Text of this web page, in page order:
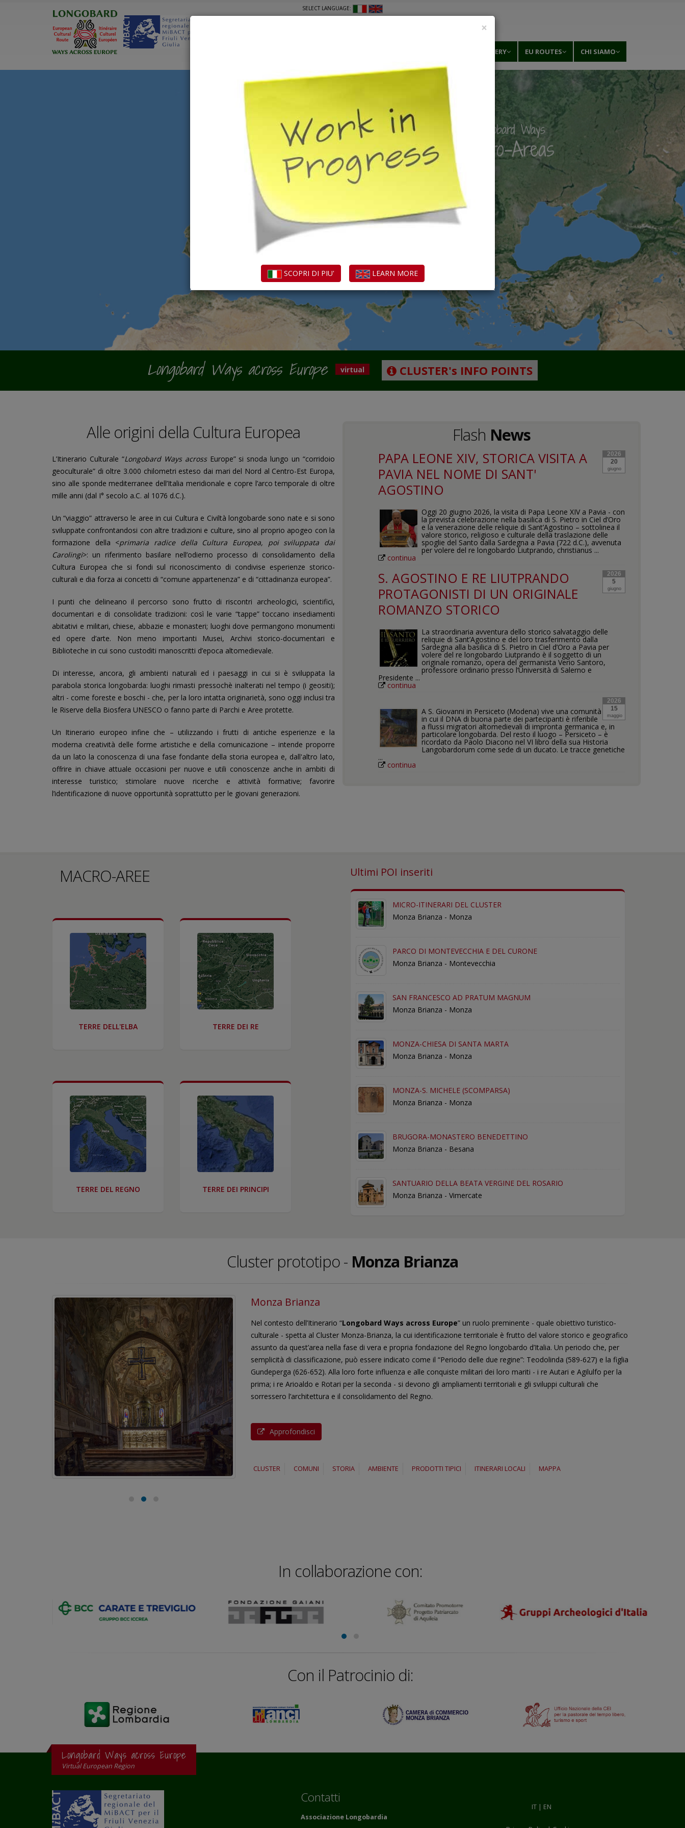
SELECT LANGUAGE:
MEDIAGALLERY EU ROUTES CHI SIAMO
Longobard Ways across Europe
virtual
region
CLUSTER's INFO POINTS
Alle origini della Cultura Europea
L’Itinerario Culturale “Longobard Ways acrossEurope” si snoda lungo un “corridoio
geoculturale” di oltre 3.000 chilometri esteso dai mari del Nord al Centro-Est Europa,
sino alle sponde mediterranee dell’Italia meridionale e copre l’arco temporale di oltre
mille anni (dal I° secolo a.C. al 1076 d.C.).
Un “viaggio” attraverso le aree in cui Cultura e Civiltà longobarde sono nate e si sono
sviluppate confrontandosi con altre tradizioni e culture, sino al proprio apogeo con la
formazione della <primaria radice della Cultura Europea, poi sviluppata dai
Carolingi>: un riferimento basilare nell’odierno processo di consolidamento della
Cultura Europea che si fondi sul riconoscimento di condivise esperienze storico-
culturali e dia forza ai concetti di “comune appartenenza” e di “cittadinanza europea”.
I punti che delineano il percorso sono frutto di riscontri archeologici, scientifici,
documentari e di consolidate tradizioni: così le varie “tappe” toccano insediamenti
abitativi e militari, chiese, abbazie e monasteri; luoghi dove permangono monumenti
ed opere d’arte. Non meno importanti Musei, Archivi storico-documentari e
Biblioteche in cui sono custoditi manoscritti d’epoca altomedievale.
Di interesse, ancora, gli ambienti naturali ed i paesaggi in cui si è sviluppata la
parabola storica longobarda: luoghi rimasti pressochè inalterati nel tempo (i geositi);
altri - come foreste e boschi - che, per la loro intatta originarietà, sono oggi inclusi tra
le Riserve della Biosfera UNESCO o fanno parte di Parchi e Aree protette.
Un Itinerario europeo infine che – utilizzando i frutti di antiche esperienze e la
moderna creatività delle forme artistiche e della comunicazione – intende proporre
da un lato la conoscenza di una fase fondante della storia europea e, dall'altro lato,
offrire in chiave attuale occasioni per nuove e utili conoscenze anche in ambiti di
interesse turistico; stimolare nuove ricerche e attività formative; favorire
l’identificazione di nuove opportunità soprattutto per le giovani generazioni.
Flash News
2026
20
giugno
PAPA LEONE XIV, STORICA VISITA A
PAVIA NEL NOME DI SANT'
AGOSTINO
Oggi 20 giugno 2026, la visita di Papa Leone XIV a Pavia - con
la prevista celebrazione nella basilica di S. Pietro in Ciel d’Oro
e la venerazione delle reliquie di Sant’Agostino – sottolinea il
valore storico, religioso e culturale della traslazione delle
spoglie del Santo dalla Sardegna a Pavia (722 d.C.), avvenuta
per volere del re longobardo Liutprando, christianus ...
continua
2026
5
giugno
S. AGOSTINO E RE LIUTPRANDO
PROTAGONISTI DI UN ORIGINALE
ROMANZO STORICO
La straordinaria avventura dello storico salvataggio delle
reliquie di Sant’Agostino e del loro trasferimento dalla
Sardegna alla basilica di S. Pietro in Ciel d’Oro a Pavia per
volere del re longobardo Liutprando è il soggetto di un
originale romanzo, opera del germanista Verio Santoro,
professore ordinario presso l’Università di Salerno e
Presidente ...
continua
2026
15
maggio
A S. Giovanni in Persiceto (Modena) vive una comunità
in cui il DNA di buona parte dei partecipanti è riferibile
a flussi migratori altomedievali di impronta germanica e, in
particolare longobarda. Del resto il luogo – Persiceto – è
ricordato da Paolo Diacono nel VI libro della sua Historia
Langobardorum come sede di un ducato. Le tracce genetiche
...
continua
MACRO-AREE
TERRE DELL'ELBA TERRE DEI RE
TERRE DEL REGNO TERRE DEI PRINCIPI
Ultimi POI inseriti
MICRO-ITINERARI DEL CLUSTER
Monza Brianza - Monza
PARCO DI MONTEVECCHIA E DEL CURONE
Monza Brianza - Montevecchia
SAN FRANCESCO AD PRATUM MAGNUM
Monza Brianza - Monza
MONZA-CHIESA DI SANTA MARTA
Monza Brianza - Monza
MONZA-S. MICHELE (SCOMPARSA)
Monza Brianza - Monza
BRUGORA-MONASTERO BENEDETTINO
Monza Brianza - Besana
SANTUARIO DELLA BEATA VERGINE DEL ROSARIO
Monza Brianza - Vimercate
Cluster prototipo - Monza Brianza
Monza Brianza
Nel contesto dell’Itinerario “Longobard Ways across Europe” un ruolo preminente - quale obiettivo turistico-
culturale - spetta al Cluster Monza-Brianza, la cui identificazione territoriale è frutto del valore storico e geografico
assunto da quest’area nella fase di vera e propria fondazione del Regno longobardo d’Italia. Un periodo che, per
semplicità di classificazione, può essere indicato come il “Periodo delle due regine”: Teodolinda (589-627) e la figlia
Gundeperga (626-652). Alla loro forte influenza e alle conquiste militari dei loro mariti - i re Autari e Agilulfo per la
prima; i re Arioaldo e Rotari per la seconda - si devono gli ampliamenti territoriali e gli sviluppi culturali che
sorressero l’architettura e il consolidamento del Regno.
Approfondisci
CLUSTER COMUNI STORIA AMBIENTE PRODOTTI TIPICI ITINERARI LOCALI MAPPA
In collaborazione con:
Con il Patrocinio di:
Longobard Ways across Europe
Virtual European Region
Contatti
Associazione Longobardia
IT| EN
×
SCOPRI DI PIU' LEARN MORE